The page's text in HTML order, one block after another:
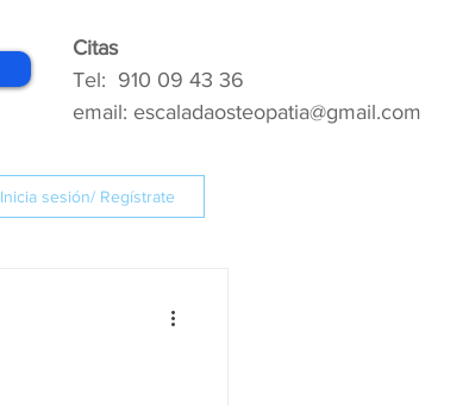
Citas
Tel: 910 09 43 36
email: escaladaosteopatia@gmail.com
Inicia sesión/ Regístrate